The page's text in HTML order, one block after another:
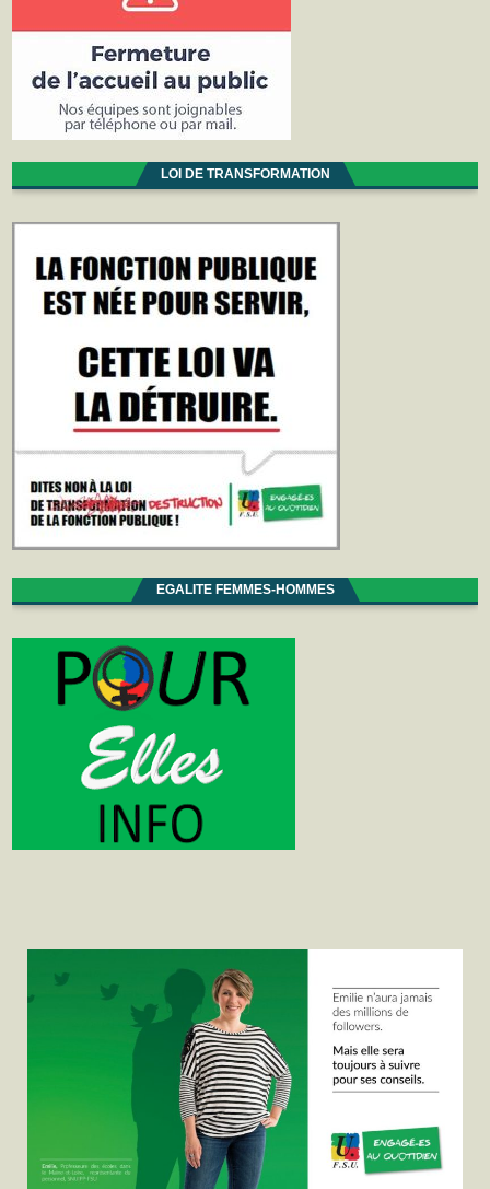
LOI DE TRANSFORMATION
EGALITE FEMMES-HOMMES